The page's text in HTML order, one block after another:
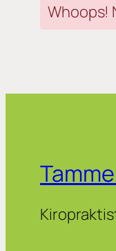
Whoops!